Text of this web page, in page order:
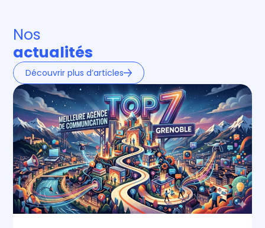
Nos
actualités
Découvrir plus d’articles